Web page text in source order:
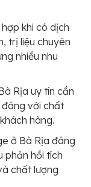
khi có dịch
trị liệu chuyên
nhiều nhu
Rịa uy tín cần
với chất
hàng.
ở Bà Rịa đáng
phản hồi tích
chất lượng